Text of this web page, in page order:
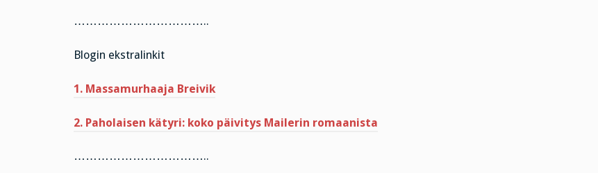
……………………………..
Blogin ekstralinkit
1. Massamurhaaja Breivik
2. Paholaisen kätyri: koko päivitys Mailerin romaanista
……………………………..